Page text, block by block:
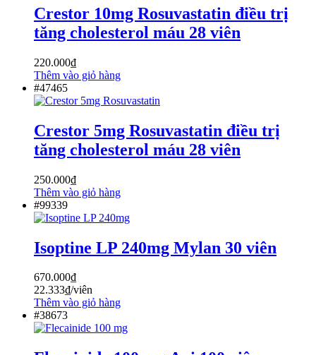
Crestor 10mg Rosuvastatin điều trị
tăng cholesterol máu 28 viên
220.000₫
Thêm vào giỏ hàng
#47465
Crestor 5mg Rosuvastatin điều trị
tăng cholesterol máu 28 viên
250.000₫
Thêm vào giỏ hàng
#99339
Isoptine LP 240mg Mylan 30 viên
670.000₫
22.333₫/viên
Thêm vào giỏ hàng
#38673